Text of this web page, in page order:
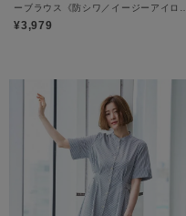
ーブラウス《防シワ／イージーアイロン
／洗濯機OK／9col》
¥3,979